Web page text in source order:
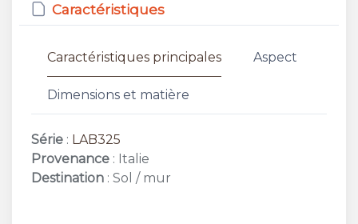
Caractéristiques
Caractéristiques principales Aspect
Dimensions et matière
Série : LAB325
Provenance : Italie
Destination : Sol / mur